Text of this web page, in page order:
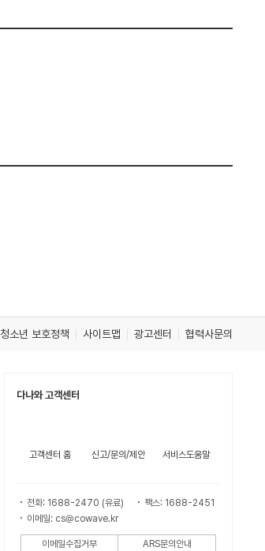
청소년 보호정책 사이트맵 광고센터 협력사문의
다나와 고객센터
고객센터 홈 신고/문의/제안 서비스도움말
전화: 1688-2470 (유료)
팩스: 1688-2451
이메일: cs@cowave.kr
이메일수집거부 ARS문의안내